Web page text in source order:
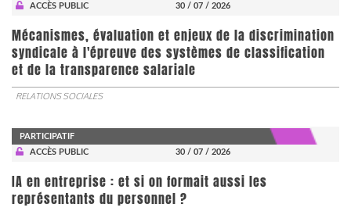
ACCÈS PUBLIC
30 / 07 / 2026
Mécanismes, évaluation et enjeux de la discrimination
syndicale à l'épreuve des systèmes de classification
et de la transparence salariale
RELATIONS SOCIALES
PARTICIPATIF
ACCÈS PUBLIC
30 / 07 / 2026
IA en entreprise : et si on formait aussi les
représentants du personnel ?